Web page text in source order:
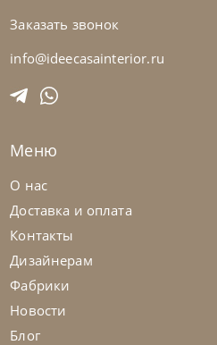
Cattelan Italia
Стол обеденный Mad Max
Заказать звонок
info@ideecasainterior.ru
Меню
О нас
Доставка и оплата
Контакты
Дизайнерам
Фабрики
Новости
Блог